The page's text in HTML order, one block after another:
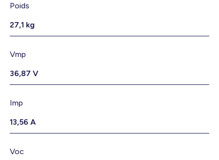
Poids
27,1 kg
Vmp
36,87 V
Imp
13,56 A
Voc